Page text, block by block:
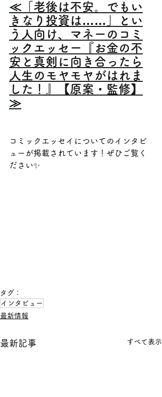
≪ 「老後は不安。でもい
きなり投資は……」とい
う人向け、マネーのコミ
ックエッセー『お金の不
安と真剣に向き合ったら
人生のモヤモヤがはれま
した！』【原案・監修】
≫
コミックエッセイについてのインタビ
ューが掲載されています！ぜひご覧く
ださい✨
タグ：
インタビュー
最新情報
最新記事 すべて表示